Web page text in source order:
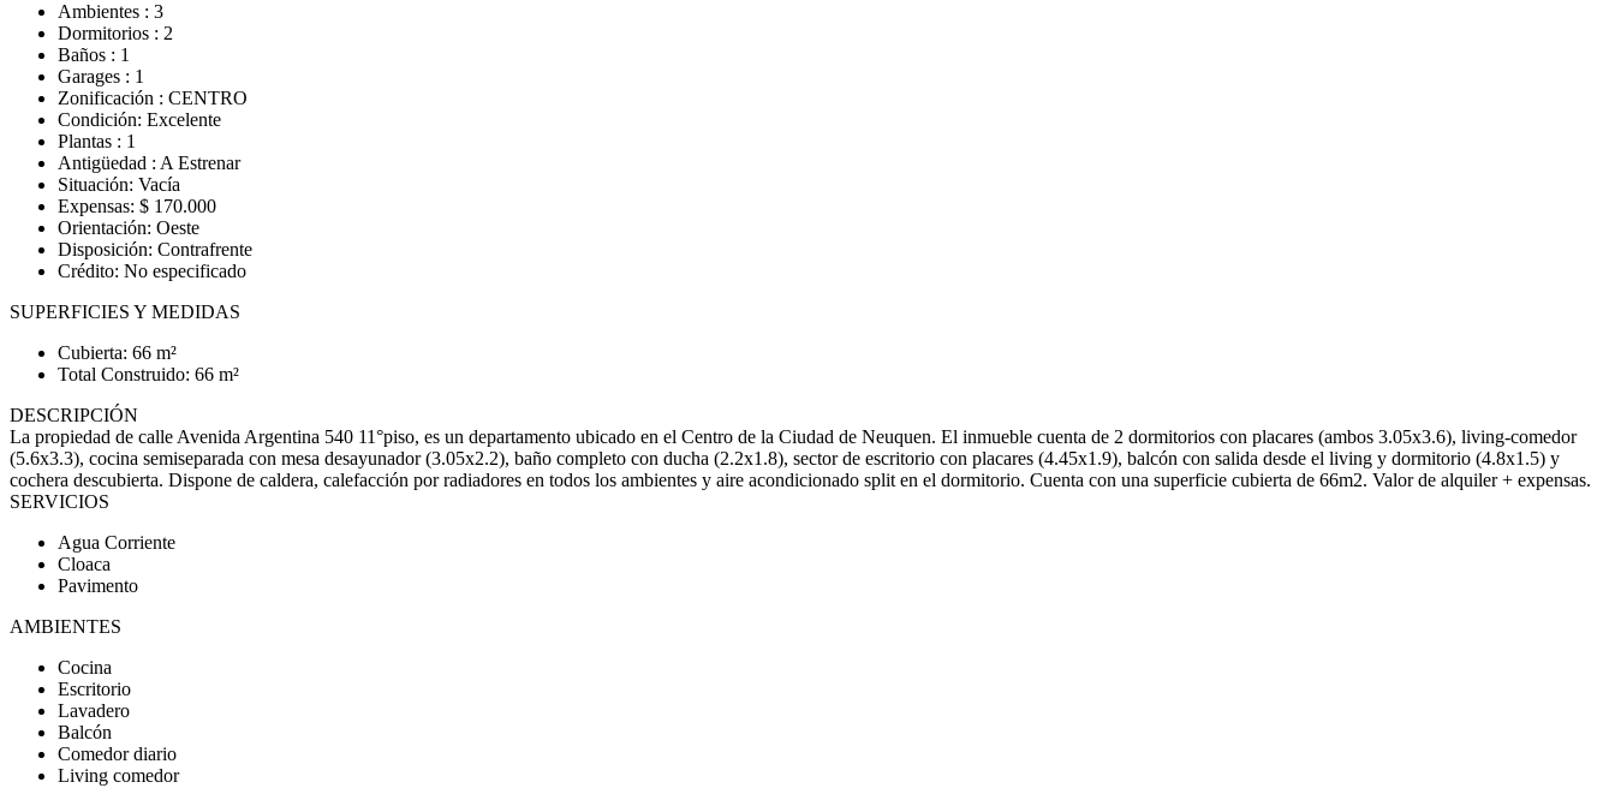
Ambientes : 3
Dormitorios : 2
Baños : 1
Garages : 1
Zonificación : CENTRO
Condición: Excelente
Plantas : 1
Antigüedad : A Estrenar
Situación: Vacía
Expensas: $ 170.000
Orientación: Oeste
Disposición: Contrafrente
Crédito: No especificado
SUPERFICIES Y MEDIDAS
Cubierta: 66 m²
Total Construido: 66 m²
DESCRIPCIÓN
La propiedad de calle Avenida Argentina 540 11°piso, es un departamento ubicado en el Centro de la Ciudad de Neuquen. El inmueble cuenta de 2 dormitorios con placares (ambos 3.05x3.6), living-comedor
(5.6x3.3), cocina semiseparada con mesa desayunador (3.05x2.2), baño completo con ducha (2.2x1.8), sector de escritorio con placares (4.45x1.9), balcón con salida desde el living y dormitorio (4.8x1.5) y
cochera descubierta. Dispone de caldera, calefacción por radiadores en todos los ambientes y aire acondicionado split en el dormitorio. Cuenta con una superficie cubierta de 66m2. Valor de alquiler + expensas.
SERVICIOS
Agua Corriente
Cloaca
Pavimento
AMBIENTES
Cocina
Escritorio
Lavadero
Balcón
Comedor diario
Living comedor